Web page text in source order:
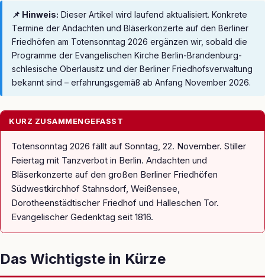
📌 Hinweis: Dieser Artikel wird laufend aktualisiert. Konkrete
Termine der Andachten und Bläserkonzerte auf den Berliner
Friedhöfen am Totensonntag 2026 ergänzen wir, sobald die
Programme der Evangelischen Kirche Berlin-Brandenburg-
schlesische Oberlausitz und der Berliner Friedhofsverwaltung
bekannt sind – erfahrungsgemäß ab Anfang November 2026.
KURZ ZUSAMMENGEFASST
Totensonntag 2026 fällt auf Sonntag, 22. November. Stiller
Feiertag mit Tanzverbot in Berlin. Andachten und
Bläserkonzerte auf den großen Berliner Friedhöfen
Südwestkirchhof Stahnsdorf, Weißensee,
Dorotheenstädtischer Friedhof und Halleschen Tor.
Evangelischer Gedenktag seit 1816.
Das Wichtigste in Kürze